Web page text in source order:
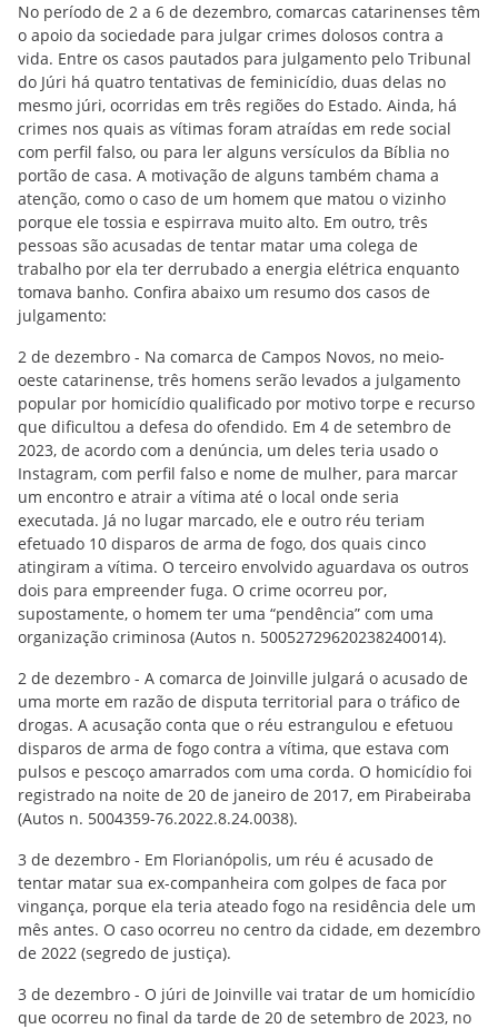
No período de 2 a 6 de dezembro, comarcas catarinenses têm
o apoio da sociedade para julgar crimes dolosos contra a
vida. Entre os casos pautados para julgamento pelo Tribunal
do Júri há quatro tentativas de feminicídio, duas delas no
mesmo júri, ocorridas em três regiões do Estado. Ainda, há
crimes nos quais as vítimas foram atraídas em rede social
com perfil falso, ou para ler alguns versículos da Bíblia no
portão de casa. A motivação de alguns também chama a
atenção, como o caso de um homem que matou o vizinho
porque ele tossia e espirrava muito alto. Em outro, três
pessoas são acusadas de tentar matar uma colega de
trabalho por ela ter derrubado a energia elétrica enquanto
tomava banho. Confira abaixo um resumo dos casos de
julgamento:
2 de dezembro - Na comarca de Campos Novos, no meio-
oeste catarinense, três homens serão levados a julgamento
popular por homicídio qualificado por motivo torpe e recurso
que dificultou a defesa do ofendido. Em 4 de setembro de
2023, de acordo com a denúncia, um deles teria usado o
Instagram, com perfil falso e nome de mulher, para marcar
um encontro e atrair a vítima até o local onde seria
executada. Já no lugar marcado, ele e outro réu teriam
efetuado 10 disparos de arma de fogo, dos quais cinco
atingiram a vítima. O terceiro envolvido aguardava os outros
dois para empreender fuga. O crime ocorreu por,
supostamente, o homem ter uma “pendência” com uma
organização criminosa (Autos n. 50052729620238240014).
2 de dezembro - A comarca de Joinville julgará o acusado de
uma morte em razão de disputa territorial para o tráfico de
drogas. A acusação conta que o réu estrangulou e efetuou
disparos de arma de fogo contra a vítima, que estava com
pulsos e pescoço amarrados com uma corda. O homicídio foi
registrado na noite de 20 de janeiro de 2017, em Pirabeiraba
(Autos n. 5004359-76.2022.8.24.0038).
3 de dezembro - Em Florianópolis, um réu é acusado de
tentar matar sua ex-companheira com golpes de faca por
vingança, porque ela teria ateado fogo na residência dele um
mês antes. O caso ocorreu no centro da cidade, em dezembro
de 2022 (segredo de justiça).
3 de dezembro - O júri de Joinville vai tratar de um homicídio
que ocorreu no final da tarde de 20 de setembro de 2023, no